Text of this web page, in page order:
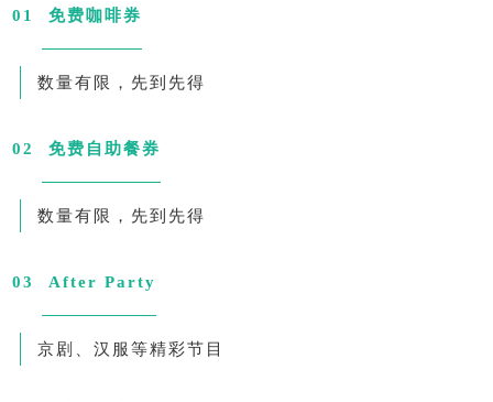
0 1 免费咖啡券
数量有限，先到先得
02 免费自助餐券
数量有限，先到先得
03 After Party
京剧、汉服等精彩节目